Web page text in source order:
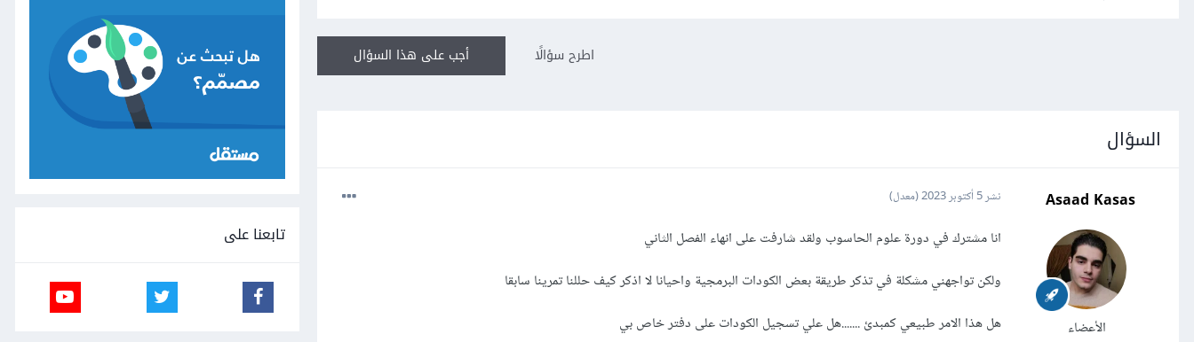
أجب على هذا السؤال اطرح سؤالًا
السؤال
Asaad Kasas
الأعضاء
نشر5 أكتوبر 2023 (معدل)
انا مشترك في دورة علوم الحاسوب ولقد شارفت على انهاء الفصل الثاني
ولكن تواجهني مشكلة في تذكر طريقة بعض الكودات البرمجية واحيانا لا اذكر كيف حللنا تمرينا سابقا
هل هذا الامر طبيعي كمبدئ .......هل علي تسجيل الكودات على دفتر خاص بي
تابعنا على